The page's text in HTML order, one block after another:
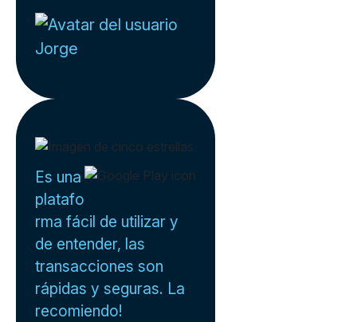
Jorge
Es una
platafo
rma fácil de utilizar y
de entender, las
transacciones son
rápidas y seguras. La
recomiendo!